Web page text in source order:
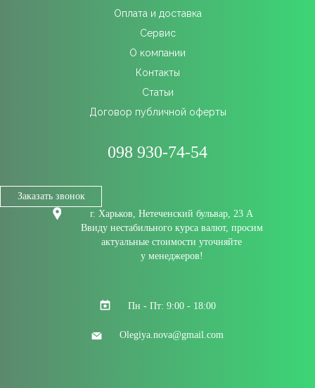
Оплата и доставка
Сервис
О компании
Контакты
Статьи
Договор публичной оферты
098 930-74-54
Заказать звонок
г. Харьков, Нетеченский бульвар, 23 А
Ввиду нестабильного курса валют, просим
актуальные стоимости уточняйте
у менеджеров!
Пн - Пт: 9:00 - 18:00
Olegiya.nova@gmail.com